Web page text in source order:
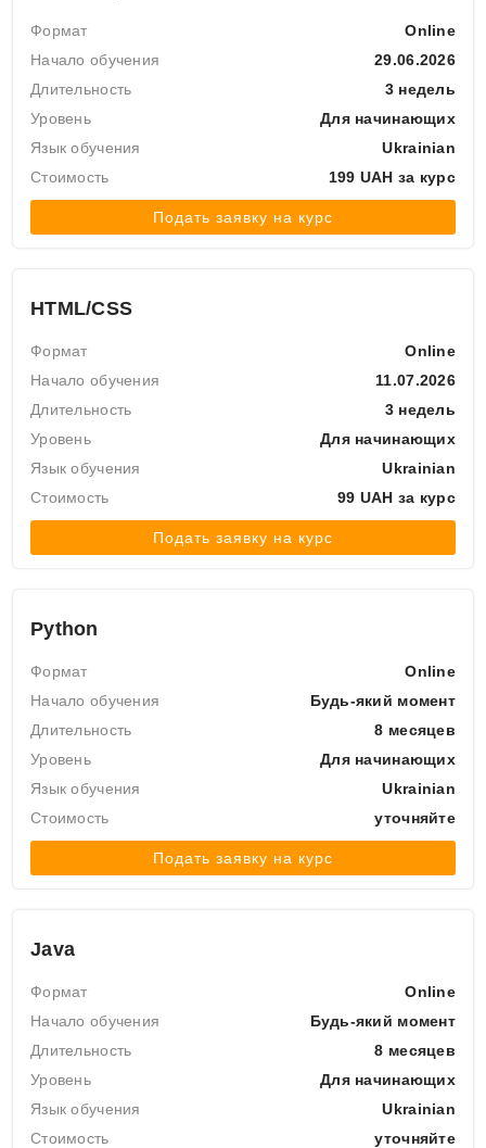
Формат
Online
Начало обучения
29.06.2026
Длительность
3 недель
Уровень
Для начинающих
Язык обучения
Ukrainian
Стоимость
199 UAH за курс
Подать заявку на курс
HTML/CSS
Формат
Online
Начало обучения
11.07.2026
Длительность
3 недель
Уровень
Для начинающих
Язык обучения
Ukrainian
Стоимость
99 UAH за курс
Подать заявку на курс
Python
Формат
Online
Начало обучения
Будь-який момент
Длительность
8 месяцев
Уровень
Для начинающих
Язык обучения
Ukrainian
Стоимость
уточняйте
Подать заявку на курс
Java
Формат
Online
Начало обучения
Будь-який момент
Длительность
8 месяцев
Уровень
Для начинающих
Язык обучения
Ukrainian
Стоимость
уточняйте